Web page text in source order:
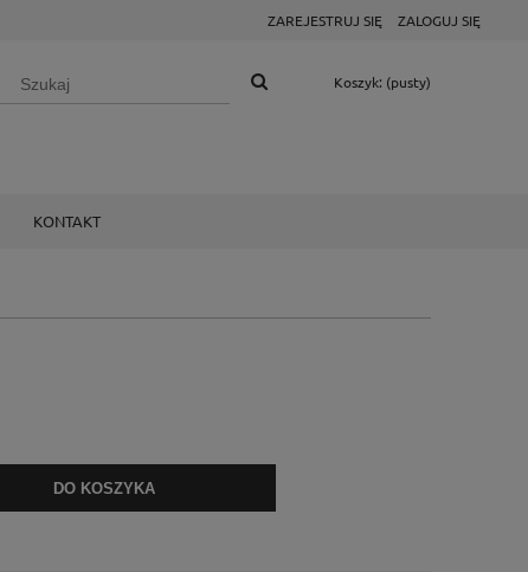
ZAREJESTRUJ SIĘ ZALOGUJ SIĘ
Koszyk: (pusty)
KONTAKT
DO KOSZYKA